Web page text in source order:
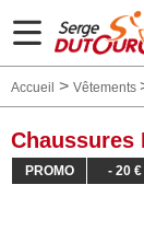
Accueil > Vêtements
Chaussures
PROMO - 20 €